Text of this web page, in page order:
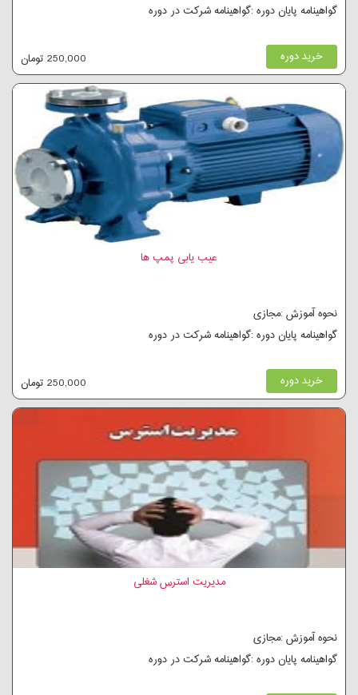
گواهینامه پایان دوره :گواهینامه شرکت در دوره
خرید دوره 250,000 تومان
عیب یابی پمپ ها
نحوه آموزش :مجازی
گواهینامه پایان دوره :گواهینامه شرکت در دوره
خرید دوره 250,000 تومان
مدیریت استرس شغلی
نحوه آموزش :مجازی
گواهینامه پایان دوره :گواهینامه شرکت در دوره